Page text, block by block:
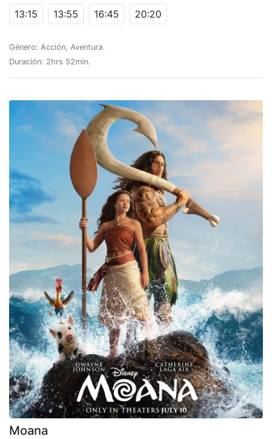
13:15
13:55
16:45 20:20
Género: Acción, Aventura.
Duración: 2hrs 52min.
Moana